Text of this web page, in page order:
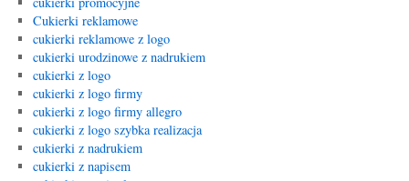
Cukierki reklamowe
cukierki reklamowe z logo
cukierki urodzinowe z nadrukiem
cukierki z logo
cukierki z logo firmy
cukierki z logo firmy allegro
cukierki z logo szybka realizacja
cukierki z nadrukiem
cukierki z napisem